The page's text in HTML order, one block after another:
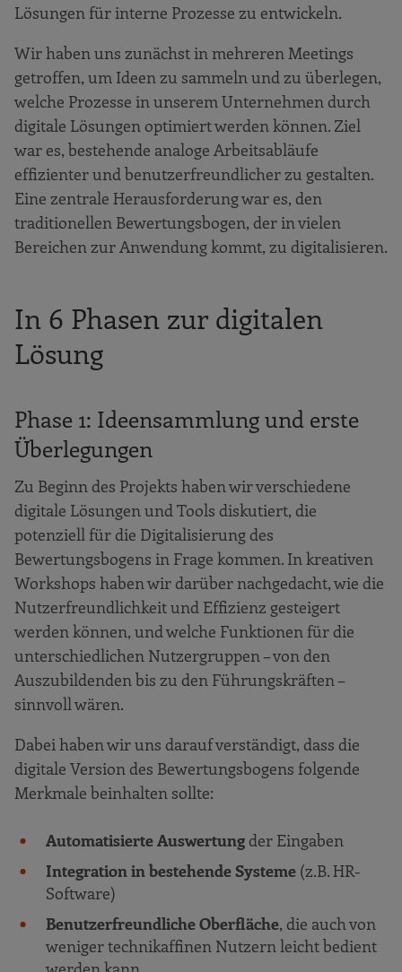
Lösungen für interne Prozesse zu entwickeln.
Wir haben uns zunächst in mehreren Meetings
getroffen, um Ideen zu sammeln und zu überlegen,
welche Prozesse in unserem Unternehmen durch
digitale Lösungen optimiert werden können. Ziel
war es, bestehende analoge Arbeitsabläufe
effizienter und benutzerfreundlicher zu gestalten.
Eine zentrale Herausforderung war es, den
traditionellen Bewertungsbogen, der in vielen
Bereichen zur Anwendung kommt, zu digitalisieren.
In 6 Phasen zur digitalen
Lösung
Phase 1: Ideensammlung und erste
Überlegungen
Zu Beginn des Projekts haben wir verschiedene
digitale Lösungen und Tools diskutiert, die
potenziell für die Digitalisierung des
Bewertungsbogens in Frage kommen. In kreativen
Workshops haben wir darüber nachgedacht, wie die
Nutzerfreundlichkeit und Effizienz gesteigert
werden können, und welche Funktionen für die
unterschiedlichen Nutzergruppen – von den
Auszubildenden bis zu den Führungskräften –
sinnvoll wären.
Dabei haben wir uns darauf verständigt, dass die
digitale Version des Bewertungsbogens folgende
Merkmale beinhalten sollte:
Automatisierte Auswertung der Eingaben
Integration in bestehende Systeme (z.B. HR-
Software)
Benutzerfreundliche Oberfläche, die auch von
weniger technikaffinen Nutzern leicht bedient